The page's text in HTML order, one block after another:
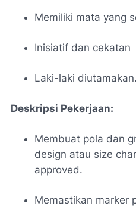
Memiliki mata yang
Inisiatif dan cekatan
Laki-laki diutamakan.
Deskripsi Pekerjaan:
Membuat pola dan
design atau size
approved.
Memastikan marker